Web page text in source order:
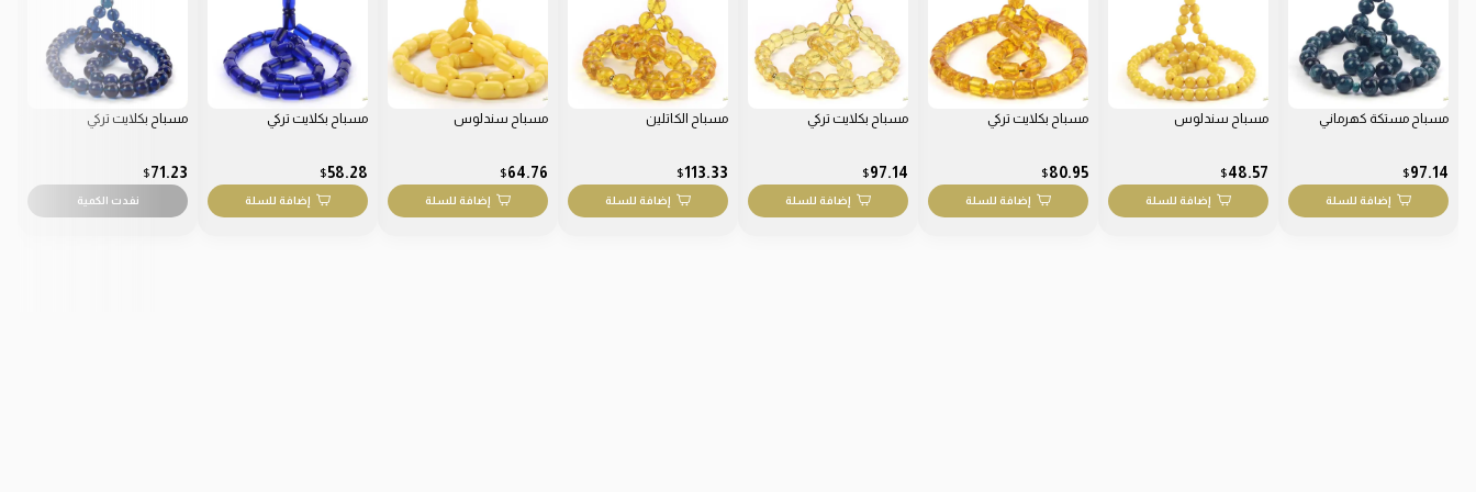
مسباح مستكة كهرماني
97.14
$
إضافة للسلة
مسباح سندلوس
48.57
$
إضافة للسلة
مسباح بكلايت تركي
80.95
$
إضافة للسلة
مسباح بكلايت تركي
97.14
$
إضافة للسلة
مسباح الكاتلين
113.33
$
إضافة للسلة
مسباح سندلوس
64.76
$
إضافة للسلة
مسباح بكلايت تركي
58.28
$
إضافة للسلة
مسباح بكلايت تركي
71.23
$
نفدت الكمية